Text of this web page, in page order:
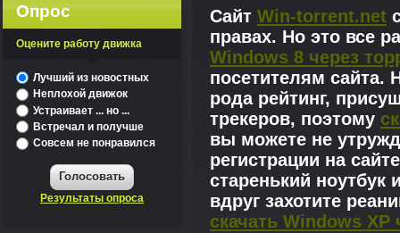
Сайт Win-torrent.net
правах. Но это все
Windows 8 через
посетителям сайта.
рода рейтинг,
трекеров, поэтому
вы можете не
регистрации на
старенький
вдруг захотите
скачать Windows XP
Опрос
Оцените работу движка
Лучший из новостных
Неплохой движок
Устраивает ... но ...
Встречал и получше
Совсем не понравился
Голосовать
Результаты опроса